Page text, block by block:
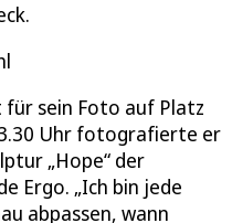
für sein Foto auf Platz
Uhr fotografierte er
„Hope“ der
Ergo. „Ich bin jede
abpassen, wann